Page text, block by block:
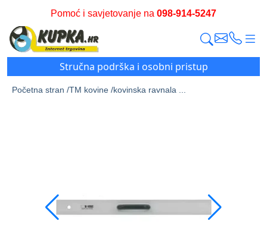
Pomoć i savjetovanje na 098-914-5247
Stručna podrška i osobni pristup
Početna stran /TM kovine /kovinska ravnala ...